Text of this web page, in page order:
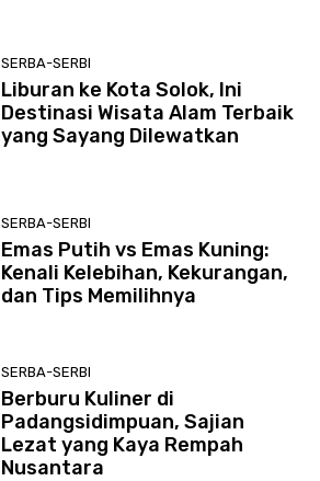
SERBA-SERBI
Liburan ke Kota Solok, Ini
Destinasi Wisata Alam Terbaik
yang Sayang Dilewatkan
SERBA-SERBI
Emas Putih vs Emas Kuning:
Kenali Kelebihan, Kekurangan,
dan Tips Memilihnya
SERBA-SERBI
Berburu Kuliner di
Padangsidimpuan, Sajian
Lezat yang Kaya Rempah
Nusantara